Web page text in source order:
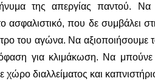
της απεργίας παντού. Να
ασφαλιστικό, που δε συμβάλει
του αγώνα. Να αξιοποιήσουμε
για κλιμάκωση. Να μπούνε
διαλλείματος και